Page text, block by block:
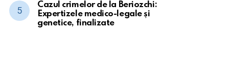
Cazul crimelor de la Beriozchi:
Expertizele medico-legale și
genetice, finalizate